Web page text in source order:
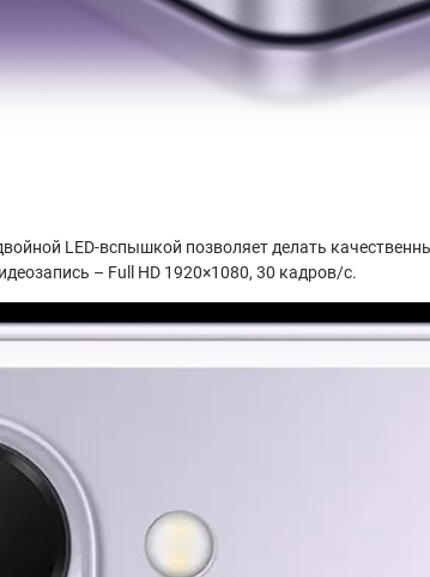
LED-вспышкой позволяет делать
– Full HD 1920×1080, 30 кадров/с.